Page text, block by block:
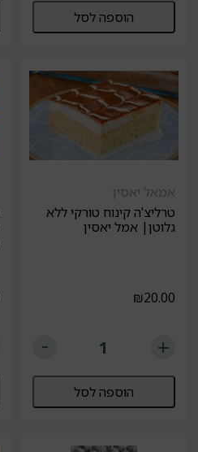
הוספה לסל
אמאל יאסין
טרליצ'ה קינוח טורקי ללא
גלוטן| אמל יאסין
₪20.00
הוספה לסל